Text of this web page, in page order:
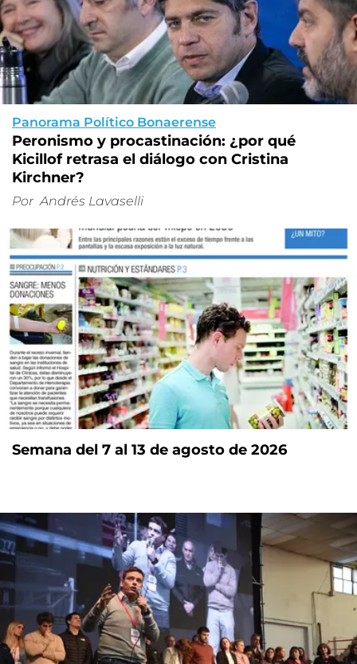
Panorama Político Bonaerense
Peronismo y procastinación: ¿por qué
Kicillof retrasa el diálogo con Cristina
Kirchner?
Por Andrés Lavaselli
Semana del 7 al 13 de agosto de 2026